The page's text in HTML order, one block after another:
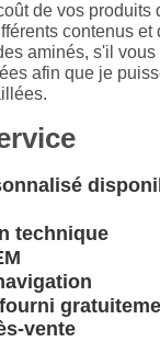
de vos produits
contenus
aminés, s'il
afin que je
technique
vente